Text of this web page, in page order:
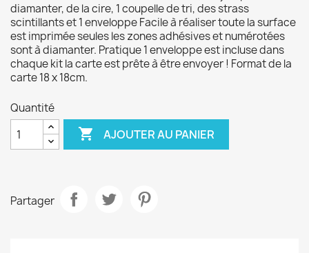
diamanter, de la cire, 1 coupelle de tri, des strass
scintillants et 1 enveloppe Facile à réaliser toute la surface
est imprimée seules les zones adhésives et numérotées
sont à diamanter. Pratique 1 enveloppe est incluse dans
chaque kit la carte est prête à être envoyer ! Format de la
carte 18 x 18cm.
Quantité
 AJOUTER AU PANIER
Partager